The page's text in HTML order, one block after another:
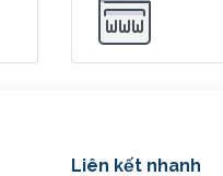
Liên kết nhanh